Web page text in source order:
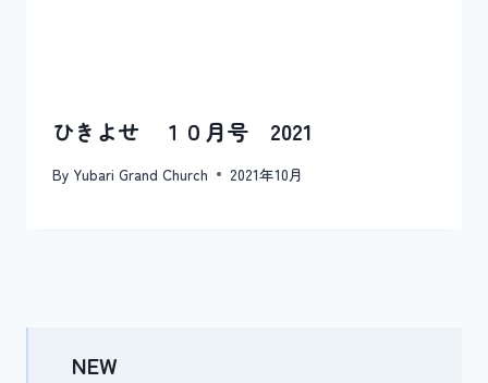
ひきよせ １０月号 2021
By Yubari Grand Church 2021年10月
NEW